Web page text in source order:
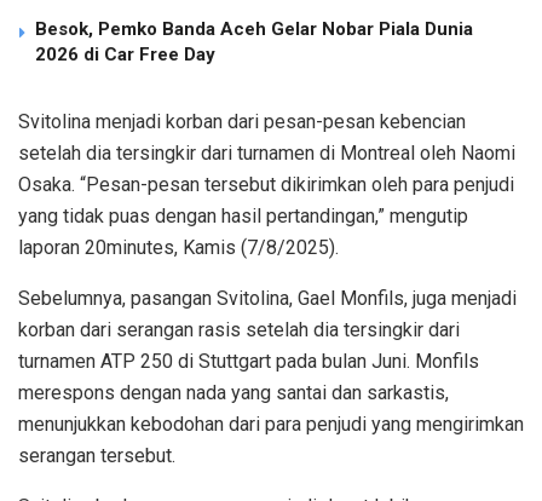
Besok, Pemko Banda Aceh Gelar Nobar Piala Dunia
2026 di Car Free Day
Svitolina menjadi korban dari pesan-pesan kebencian
setelah dia tersingkir dari turnamen di Montreal oleh Naomi
Osaka. “Pesan-pesan tersebut dikirimkan oleh para penjudi
yang tidak puas dengan hasil pertandingan,” mengutip
laporan 20minutes, Kamis (7/8/2025).
Sebelumnya, pasangan Svitolina, Gael Monfils, juga menjadi
korban dari serangan rasis setelah dia tersingkir dari
turnamen ATP 250 di Stuttgart pada bulan Juni. Monfils
merespons dengan nada yang santai dan sarkastis,
menunjukkan kebodohan dari para penjudi yang mengirimkan
serangan tersebut.